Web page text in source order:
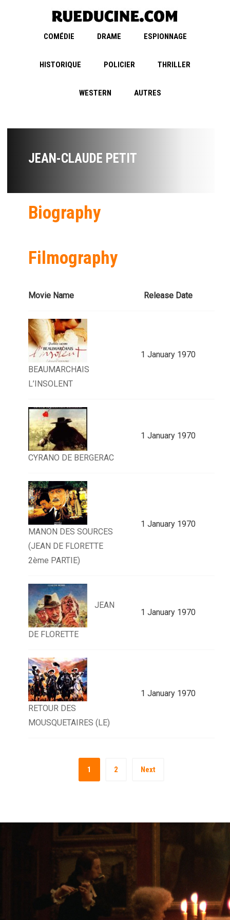
COMÉDIE DRAME ESPIONNAGE
HISTORIQUE POLICIER THRILLER
WESTERN AUTRES
JEAN-CLAUDE PETIT
Biography
Filmography
Movie Name Release Date
BEAUMARCHAIS
L’INSOLENT
1 January 1970
CYRANO DE BERGERAC
1 January 1970
MANON DES SOURCES
(JEAN DE FLORETTE
2ème PARTIE)
1 January 1970
JEAN
DE FLORETTE
1 January 1970
RETOUR DES
MOUSQUETAIRES (LE)
1 January 1970
1 2 Next